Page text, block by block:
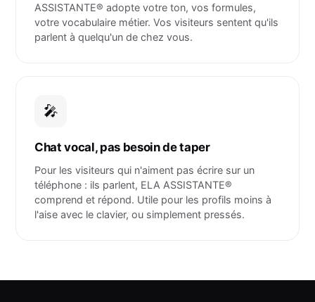
ASSISTANTE® adopte votre ton, vos formules,
votre vocabulaire métier. Vos visiteurs sentent qu'ils
parlent à quelqu'un de chez vous.
🎤
Chat vocal, pas besoin de taper
Pour les visiteurs qui n'aiment pas écrire sur un
téléphone : ils parlent, ELA ASSISTANTE®
comprend et répond. Utile pour les profils moins à
l'aise avec le clavier, ou simplement pressés.